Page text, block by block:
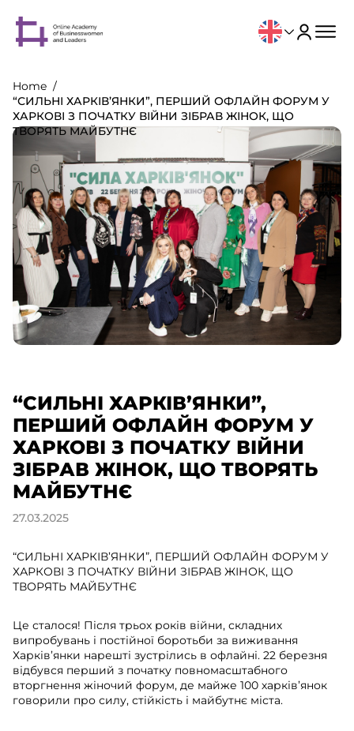
Home
“СИЛЬНІ ХАРКІВ’ЯНКИ”, ПЕРШИЙ ОФЛАЙН ФОРУМ У
ХАРКОВІ З ПОЧАТКУ ВІЙНИ ЗІБРАВ ЖІНОК, ЩО
ТВОРЯТЬ МАЙБУТНЄ
“СИЛЬНІ ХАРКІВ’ЯНКИ”,
ПЕРШИЙ ОФЛАЙН ФОРУМ У
ХАРКОВІ З ПОЧАТКУ ВІЙНИ
ЗІБРАВ ЖІНОК, ЩО ТВОРЯТЬ
МАЙБУТНЄ
27.03.2025
“СИЛЬНІ ХАРКІВ’ЯНКИ”, ПЕРШИЙ ОФЛАЙН ФОРУМ У
ХАРКОВІ З ПОЧАТКУ ВІЙНИ ЗІБРАВ ЖІНОК, ЩО
ТВОРЯТЬ МАЙБУТНЄ
Це сталося! Після трьох років війни, складних
випробувань і постійної боротьби за виживання
Харків’янки нарешті зустрілись в офлайні. 22 березня
відбувся перший з початку повномасштабного
вторгнення жіночий форум, де майже 100 харків’янок
говорили про силу, стійкість і майбутнє міста.